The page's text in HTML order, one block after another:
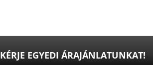
KÉRJE EGYEDI ÁRAJÁNLATUNKAT!